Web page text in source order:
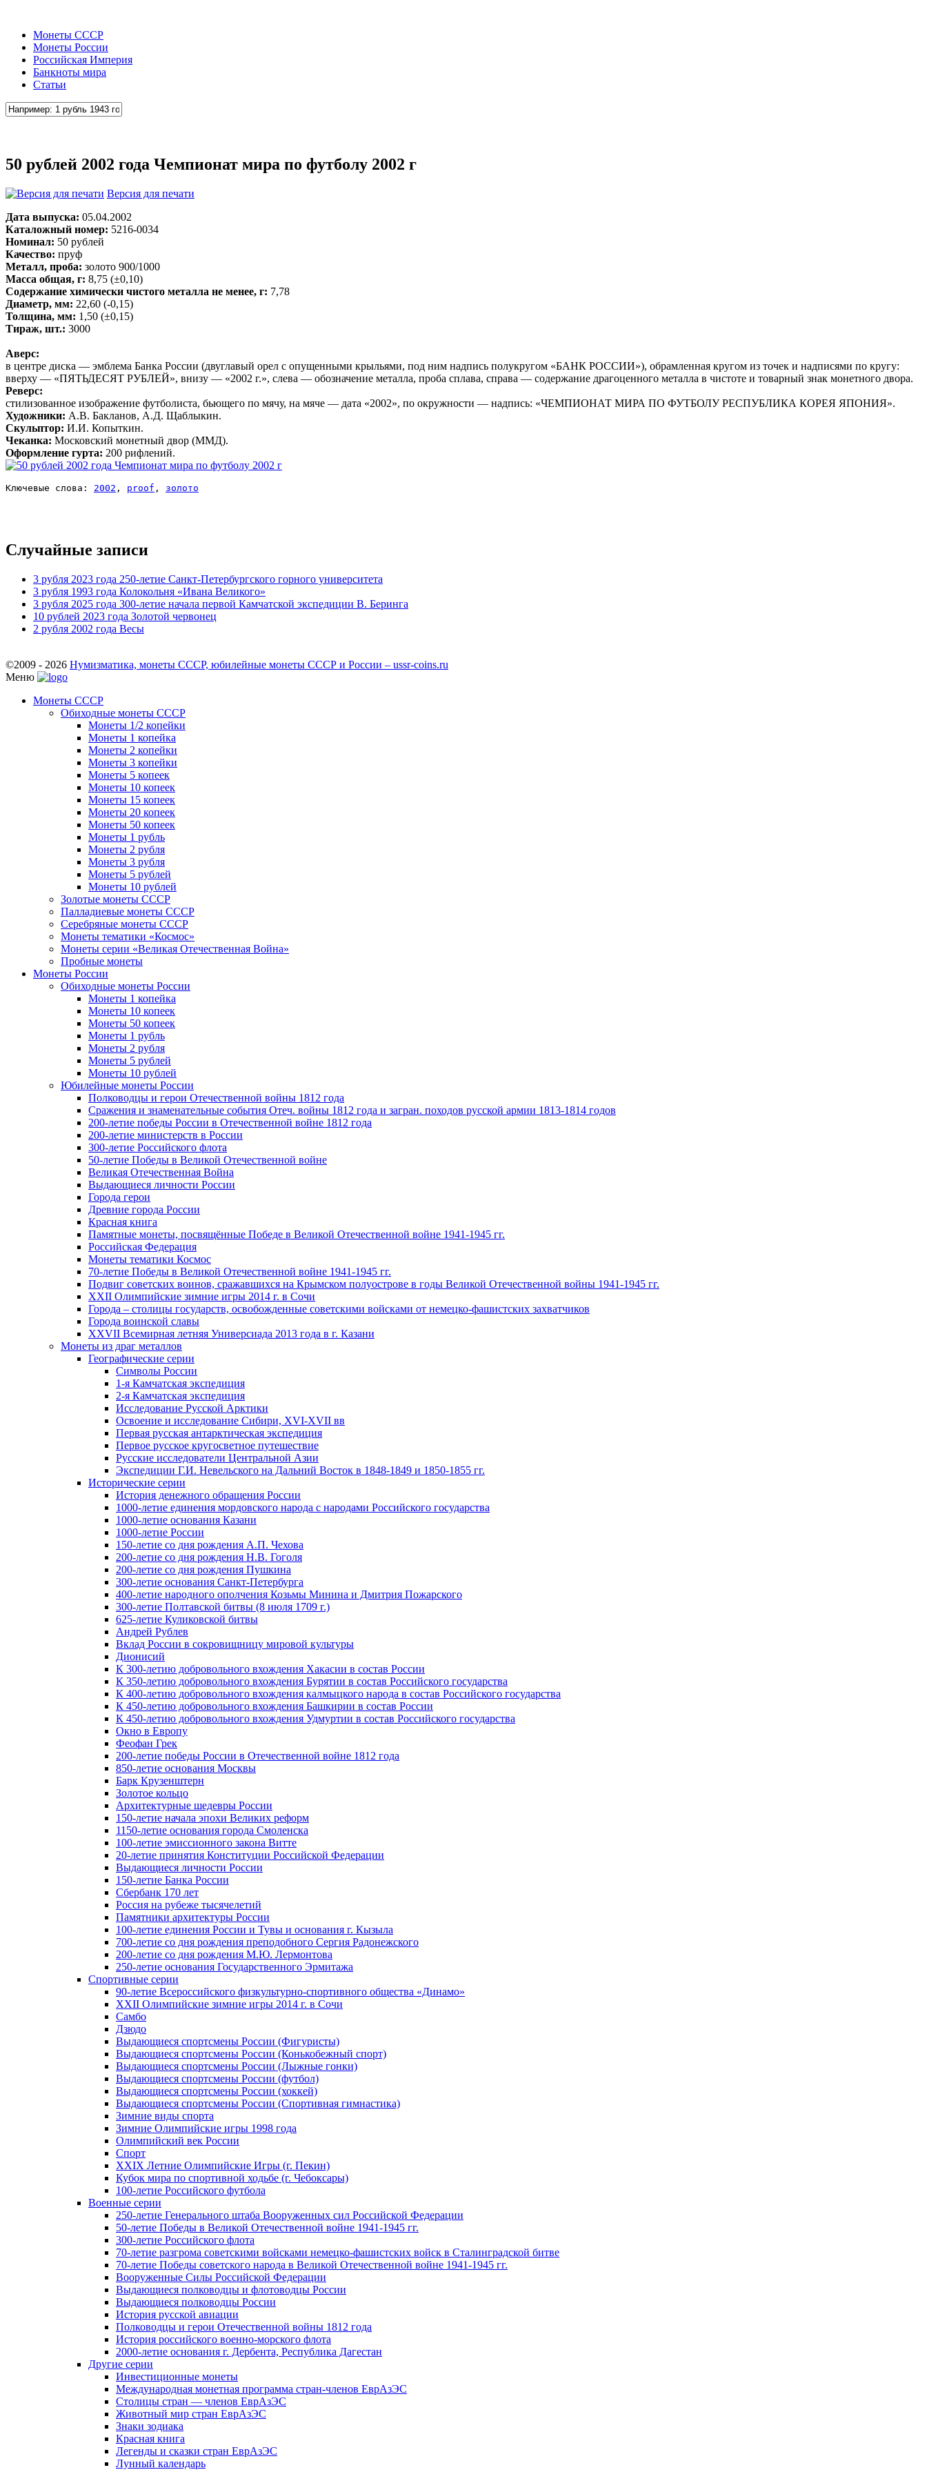
Монеты СССР
Монеты России
Российская Империя
Банкноты мира
Статьи
50 рублей 2002 года Чемпионат мира по футболу 2002 г
Версия для печати
Дата выпуска: 05.04.2002
Каталожный номер: 5216-0034
Номинал: 50 рублей
Качество: пруф
Металл, проба: золото 900/1000
Масса общая, г: 8,75 (±0,10)
Содержание химически чистого металла не менее, г: 7,78
Диаметр, мм: 22,60 (-0,15)
Толщина, мм: 1,50 (±0,15)
Тираж, шт.: 3000
Аверс:
в центре диска — эмблема Банка России (двуглавый орел с опущенными крыльями, под ним надпись полукругом «БАНК РОССИИ»), обрамленная кругом из точек и надписями по кругу:
вверху — «ПЯТЬДЕСЯТ РУБЛЕЙ», внизу — «2002 г.», слева — обозначение металла, проба сплава, справа — содержание драгоценного металла в чистоте и товарный знак монетного двора.
Реверс:
стилизованное изображение футболиста, бьющего по мячу, на мяче — дата «2002», по окружности — надпись: «ЧЕМПИОНАТ МИРА ПО ФУТБОЛУ РЕСПУБЛИКА КОРЕЯ ЯПОНИЯ».
Художники: А.В. Бакланов, А.Д. Щаблыкин.
Скульптор: И.И. Копыткин.
Чеканка: Московский монетный двор (ММД).
Оформление гурта: 200 рифлений.
Ключевые слова: 2002 , proof , золото
Случайные записи
3 рубля 2023 года 250-летие Санкт-Петербургского горного университета
3 рубля 1993 года Колокольня «Ивана Великого»
3 рубля 2025 года 300-летие начала первой Камчатской экспедиции В. Беринга
10 рублей 2023 года Золотой червонец
2 рубля 2002 года Весы
©2009 - 2026 Нумизматика, монеты СССР, юбилейные монеты СССР и России – ussr-coins.ru
Меню
Монеты СССР
Обиходные монеты СССР
Монеты 1/2 копейки
Монеты 1 копейка
Монеты 2 копейки
Монеты 3 копейки
Монеты 5 копеек
Монеты 10 копеек
Монеты 15 копеек
Монеты 20 копеек
Монеты 50 копеек
Монеты 1 рубль
Монеты 2 рубля
Монеты 3 рубля
Монеты 5 рублей
Монеты 10 рублей
Золотые монеты СССР
Палладиевые монеты СССР
Серебряные монеты CCCР
Монеты тематики «Космос»
Монеты серии «Великая Отечественная Война»
Пробные монеты
Монеты России
Обиходные монеты России
Монеты 1 копейка
Монеты 10 копеек
Монеты 50 копеек
Монеты 1 рубль
Монеты 2 рубля
Монеты 5 рублей
Монеты 10 рублей
Юбилейные монеты России
Полководцы и герои Отечественной войны 1812 года
Сражения и знаменательные события Отеч. войны 1812 года и загран. походов русской армии 1813-1814 годов
200-летие победы России в Отечественной войне 1812 года
200-летие министерств в России
300-летие Российского флота
50-летие Победы в Великой Отечественной войне
Великая Отечественная Война
Выдающиеся личности России
Города герои
Древние города России
Красная книга
Памятные монеты, посвящённые Победе в Великой Отечественной войне 1941-1945 гг.
Российская Федерация
Монеты тематики Космос
70-летие Победы в Великой Отечественной войне 1941-1945 гг.
Подвиг советских воинов, сражавшихся на Крымском полуострове в годы Великой Отечественной войны 1941-1945 гг.
XXII Олимпийские зимние игры 2014 г. в Сочи
Города – столицы государств, освобожденные советскими войсками от немецко-фашистских захватчиков
Города воинской славы
XXVII Всемирная летняя Универсиада 2013 года в г. Казани
Монеты из драг металлов
Географические серии
Символы России
1-я Камчатская экспедиция
2-я Камчатская экспедиция
Исследование Русской Арктики
Освоение и исследование Сибири, XVI-XVII вв
Первая русская антарктическая экспедиция
Первое русское кругосветное путешествие
Русские исследователи Центральной Азии
Экспедиции Г.И. Невельского на Дальний Восток в 1848-1849 и 1850-1855 гг.
Исторические серии
История денежного обращения России
1000-летие единения мордовского народа с народами Российского государства
1000-летие основания Казани
1000-летие России
150-летие со дня рождения А.П. Чехова
200-летие со дня рождения Н.В. Гоголя
200-летие со дня рождения Пушкина
300-летие основания Санкт-Петербурга
400-летие народного ополчения Козьмы Минина и Дмитрия Пожарского
300-летие Полтавской битвы (8 июля 1709 г.)
625-летие Куликовской битвы
Андрей Рублев
Вклад России в сокровищницу мировой культуры
Дионисий
К 300-летию добровольного вхождения Хакасии в состав России
К 350-летию добровольного вхождения Бурятии в состав Российского государства
К 400-летию добровольного вхождения калмыцкого народа в состав Российского государства
К 450-летию добровольного вхождения Башкирии в состав России
К 450-летию добровольного вхождения Удмуртии в состав Российского государства
Окно в Европу
Феофан Грек
200-летие победы России в Отечественной войне 1812 года
850-летие основания Москвы
Барк Крузенштерн
Золотое кольцо
Архитектурные шедевры России
150-летие начала эпохи Великих реформ
1150-летие основания города Смоленска
100-летие эмиссионного закона Витте
20-летие принятия Конституции Российской Федерации
Выдающиеся личности России
150-летие Банка России
Сбербанк 170 лет
Россия на рубеже тысячелетий
Памятники архитектуры России
100-летие единения России и Тувы и основания г. Кызыла
700-летие со дня рождения преподобного Сергия Радонежского
200-летие со дня рождения М.Ю. Лермонтова
250-летие основания Государственного Эрмитажа
Спортивные серии
90-летие Всероссийского физкультурно-спортивного общества «Динамо»
XXII Олимпийские зимние игры 2014 г. в Сочи
Самбо
Дзюдо
Выдающиеся спортсмены России (Фигуристы)
Выдающиеся спортсмены России (Конькобежный спорт)
Выдающиеся спортсмены России (Лыжные гонки)
Выдающиеся спортсмены России (футбол)
Выдающиеся спортсмены России (хоккей)
Выдающиеся спортсмены России (Спортивная гимнастика)
Зимние виды спорта
Зимние Олимпийские игры 1998 года
Олимпийский век России
Спорт
XXIX Летние Олимпийские Игры (г. Пекин)
Кубок мира по спортивной ходьбе (г. Чебоксары)
100-летие Российского футбола
Военные серии
250-летие Генерального штаба Вооруженных сил Российской Федерации
50-летие Победы в Великой Отечественной войне 1941-1945 гг.
300-летие Российского флота
70-летие разгрома советскими войсками немецко-фашистских войск в Сталинградской битве
70-летие Победы советского народа в Великой Отечественной войне 1941-1945 гг.
Вооруженные Силы Российской Федерации
Выдающиеся полководцы и флотоводцы России
Выдающиеся полководцы России
История русской авиации
Полководцы и герои Отечественной войны 1812 года
История российского военно-морского флота
2000-летие основания г. Дербента, Республика Дагестан
Другие серии
Инвестиционные монеты
Международная монетная программа стран-членов ЕврАзЭС
Столицы стран — членов ЕврАзЭС
Животный мир стран ЕврАзЭС
Знаки зодиака
Красная книга
Легенды и сказки стран ЕврАзЭС
Лунный календарь